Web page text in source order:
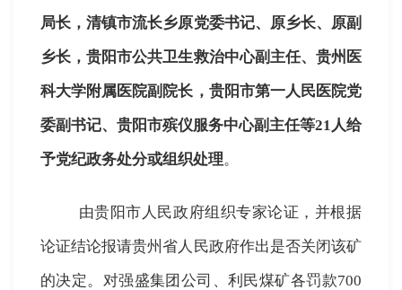
局长，清镇市流长乡原党委书记、原乡长、原副
乡长，贵阳市公共卫生救治中心副主任、贵州医
科大学附属医院副院长，贵阳市第一人民医院党
委副书记、贵阳市殡仪服务中心副主任等21人给
予党纪政务处分或组织处理。
由贵阳市人民政府组织专家论证，并根据
论证结论报请贵州省人民政府作出是否关闭该矿
的决定。对强盛集团公司、利民煤矿各罚款700